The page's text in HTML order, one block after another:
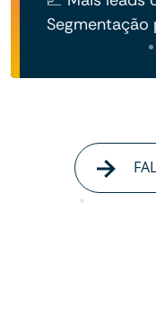
Segmentação